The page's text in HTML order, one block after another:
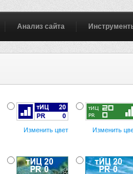
Анализ сайта
Изменить цвет Изменить